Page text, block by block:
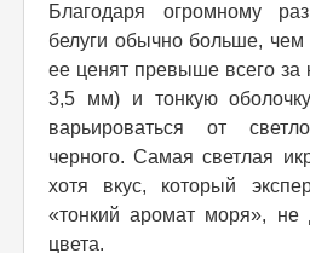
Благодаря огромному
белуги обычно больше, чем
ее ценят превыше всего за
3,5 мм) и тонкую
варьироваться от
черного. Самая светлая
хотя вкус, который
«тонкий аромат моря», не
цвета.